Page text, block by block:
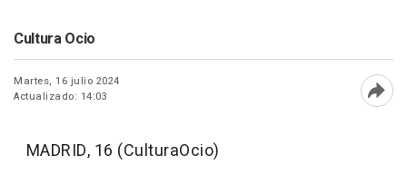
Cultura Ocio
Martes, 16 julio 2024
Actualizado: 14:03
MADRID, 16 (CulturaOcio)